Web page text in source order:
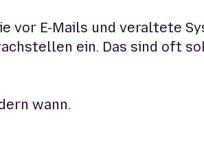
vor E-Mails und veraltete
ein. Das sind oft
wann.